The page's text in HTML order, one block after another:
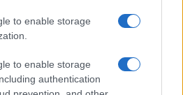
to enable storage
to enable storage
authentication